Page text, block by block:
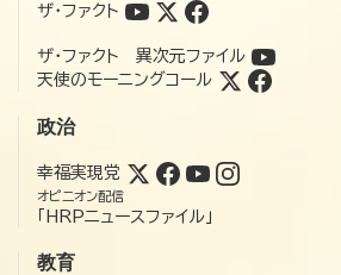
ザ・ファクト
ザ・ファクト 異次元ファイル
天使のモーニングコール
政治
幸福実現党
オピニオン配信
「HRPニュースファイル」
教育